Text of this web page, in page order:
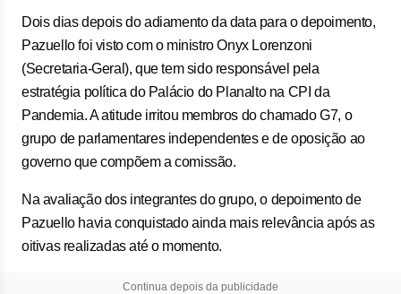
Dois dias depois do adiamento da data para o depoimento,
Pazuello foi visto com o ministro Onyx Lorenzoni
(Secretaria-Geral), que tem sido responsável pela
estratégia política do Palácio do Planalto na CPI da
Pandemia. A atitude irritou membros do chamado G7, o
grupo de parlamentares independentes e de oposição ao
governo que compõem a comissão.
Na avaliação dos integrantes do grupo, o depoimento de
Pazuello havia conquistado ainda mais relevância após as
oitivas realizadas até o momento.
Continua depois da publicidade